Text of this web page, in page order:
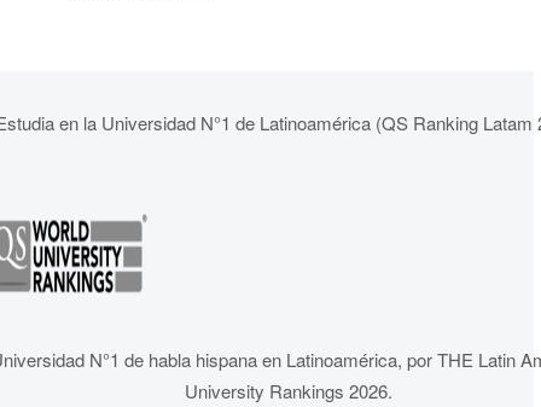
en la Universidad N°1 de Latinoamérica (QS Ranking Latam
N°1 de habla hispana en Latinoamérica, por THE Latin
University Rankings 2026.